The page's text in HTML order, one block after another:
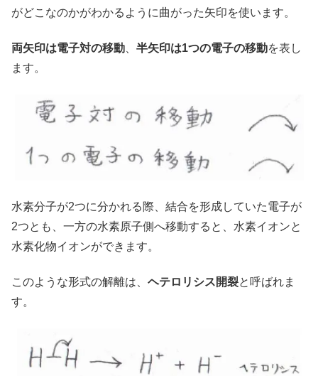
がどこなのかがわかるように曲がった矢印を使います。
両矢印は電子対の移動、 半矢印は1つの電子の移動を表し
ます。
水素分子が2つに分かれる際、結合を形成していた電子が
2つとも、一方の水素原子側へ移動すると、水素イオンと
水素化物イオンができます。
このような形式の解離は、 ヘテロリシス開裂と呼ばれま
す。